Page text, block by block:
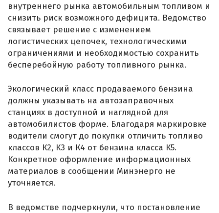
внутреннего рынка автомобильным топливом и
снизить риск возможного дефицита. Ведомство
связывает решение с изменением
логистических цепочек, технологическими
ограничениями и необходимостью сохранить
бесперебойную работу топливного рынка.
Экологический класс продаваемого бензина
должны указывать на автозаправочных
станциях в доступной и наглядной для
автомобилистов форме. Благодаря маркировке
водители смогут до покупки отличить топливо
классов К2, К3 и К4 от бензина класса К5.
Конкретное оформление информационных
материалов в сообщении Минэнерго не
уточняется.
В ведомстве подчеркнули, что постановление